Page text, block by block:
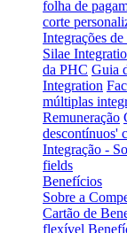
folha de
corte
Integrações
Silae
da PHC Guia
Integration
múltiplas
Remuneração
descontínuos'
Integração -
fields
Benefícios
Sobre a
Cartão de
flexível